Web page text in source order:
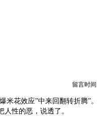
留言时间
米花效应”中来回翻转折腾”
性的恶，说透了。